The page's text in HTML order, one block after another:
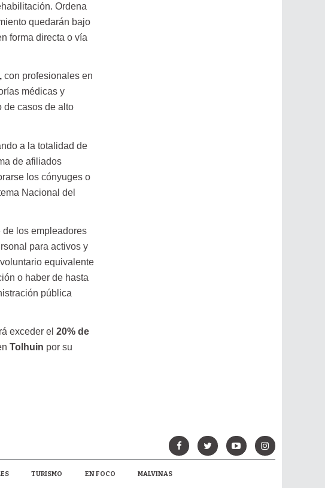
Ordena
quedarán bajo
forma directa o vía
con profesionales en
médicas y
de casos de alto
a la totalidad de
de afiliados
los cónyuges o
Nacional del
los empleadores
para activos y
equivalente
o haber de hasta
pública
exceder el 20% de
Tolhuin por su
TURISMO EN FOCO
MALVINAS